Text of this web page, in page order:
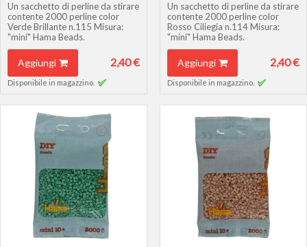
Un sacchetto di perline da stirare
contente 2000 perline color
Verde Brillante n.115 Misura:
"mini" Hama Beads.
Aggiungi 2,40 €
Disponibile in magazzino.
Un sacchetto di perline da stirare
contente 2000 perline color
Rosso Ciliegia n.114 Misura:
"mini" Hama Beads.
Aggiungi 2,40 €
Disponibile in magazzino.